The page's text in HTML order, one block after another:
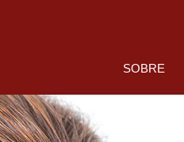
SOBRE